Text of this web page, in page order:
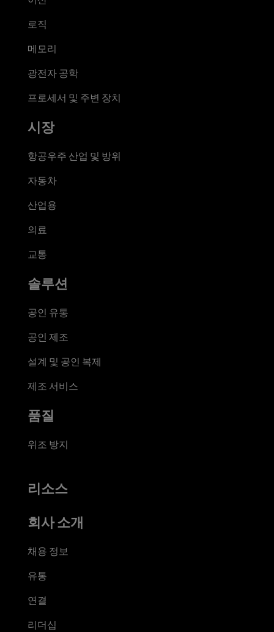
로직
메모리
광전자 공학
프로세서 및 주변 장치
시장
항공우주 산업 및 방위
자동차
산업용
의료
교통
솔루션
공인 유통
공인 제조
설계 및 공인 복제
제조 서비스
품질
위조 방지
리소스
회사 소개
채용 정보
유통
연결
리더십